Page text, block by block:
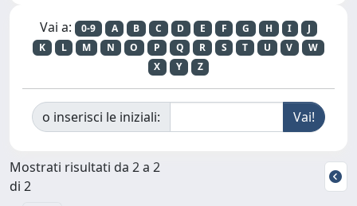
Vai a: 0-9 A B C D E F G H I
J
K
L M N O P Q R S T U V
W
X
Y Z
o inserisci le iniziali:
Mostrati risultati da 2 a 2
di 2